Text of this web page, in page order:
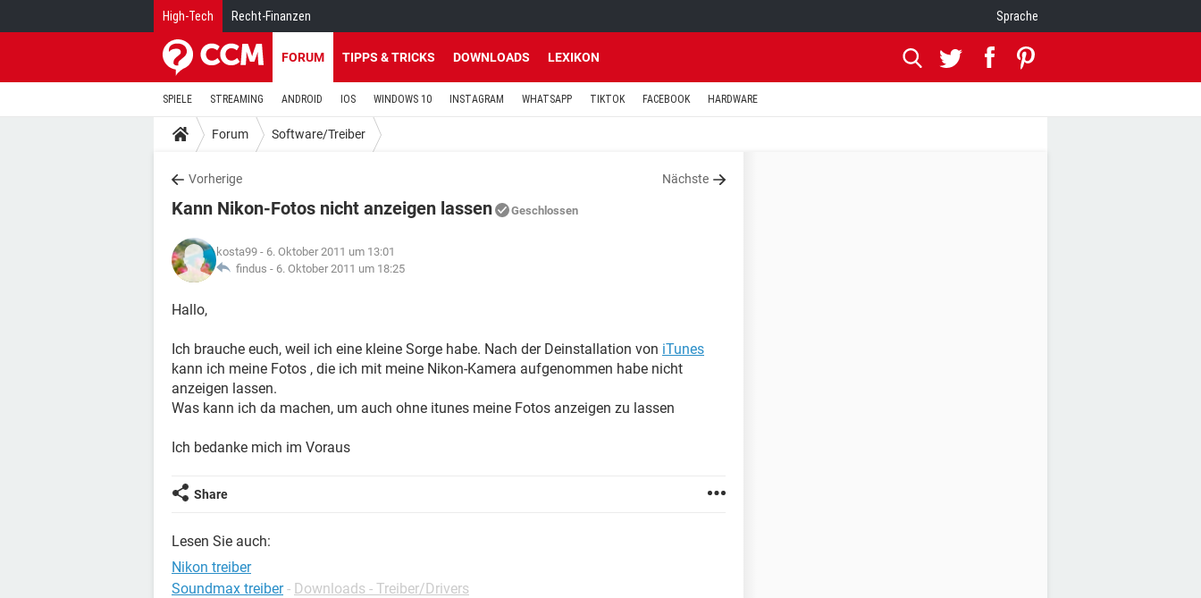
High-Tech Recht-Finanzen Sprache
FORUM TIPPS & TRICKS DOWNLOADS LEXIKON
SPIELE STREAMING ANDROID IOS WINDOWS 10 INSTAGRAM WHATSAPP TIKTOK FACEBOOK HARDWARE
Forum Software/Treiber
Vorherige Nächste
Kann Nikon-Fotos nicht anzeigen lassen Geschlossen
kosta99 - 6. Oktober 2011 um 13:01
findus - 6. Oktober 2011 um 18:25
Hallo,
Ich brauche euch, weil ich eine kleine Sorge habe. Nach der Deinstallation von iTunes
kann ich meine Fotos , die ich mit meine Nikon-Kamera aufgenommen habe nicht
anzeigen lassen.
Was kann ich da machen, um auch ohne itunes meine Fotos anzeigen zu lassen
Ich bedanke mich im Voraus
Share
Lesen Sie auch:
Nikon treiber
Soundmax treiber - Downloads - Treiber/Drivers